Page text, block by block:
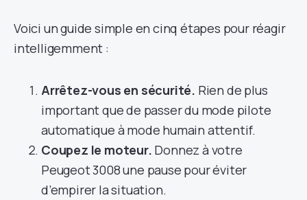
Voici un guide simple en cinq étapes pour réagir
intelligemment :
Arrêtez-vous en sécurité. Rien de plus
important que de passer du mode pilote
automatique à mode humain attentif.
Coupez le moteur. Donnez à votre
Peugeot 3008 une pause pour éviter
d’empirer la situation.